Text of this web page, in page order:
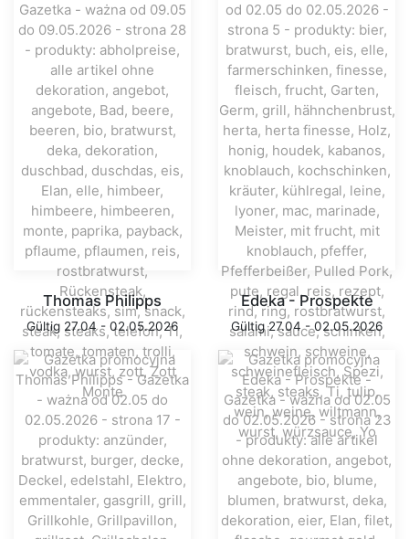
Thomas Philipps
Gültig 27.04 - 02.05.2026
Edeka - Prospekte
Gültig 27.04 - 02.05.2026